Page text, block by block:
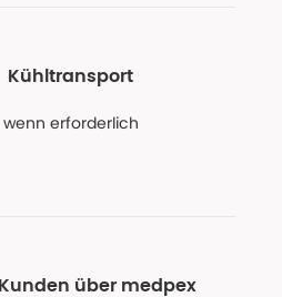
Kühltransport
wenn erforderlich
Kunden über medpex